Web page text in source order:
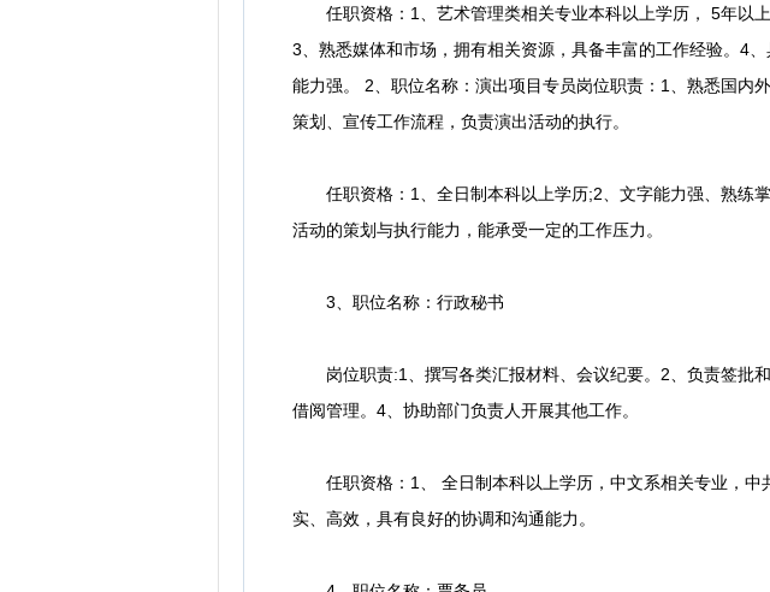
任职资格：1、艺术管理类相关专业本科以上学历， 5年以上
3、熟悉媒体和市场，拥有相关资源，具备丰富的工作经验。4
能力强。 2、职位名称：演出项目专员岗位职责：1、熟悉国内
策划、宣传工作流程，负责演出活动的执行。
任职资格：1、全日制本科以上学历;2、文字能力强、熟练
活动的策划与执行能力，能承受一定的工作压力。
3、职位名称：行政秘书
岗位职责:1、撰写各类汇报材料、会议纪要。2、负责签批
借阅管理。4、协助部门负责人开展其他工作。
任职资格：1、 全日制本科以上学历，中文系相关专业，中
实、高效，具有良好的协调和沟通能力。